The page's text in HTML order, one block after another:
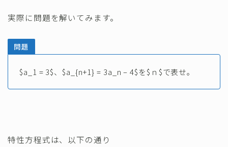
実際に問題を解いてみます。
問題
$a_1 = 3$、$a_{n+1} = 3a_n – 4$を$ｎ$で表せ。
特性方程式は、以下の通り